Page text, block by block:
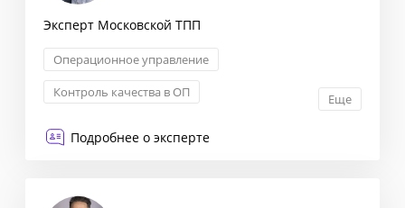
Эксперт Московской ТПП
Операционное управление
Контроль качества в ОП
Еще
Подробнее о эксперте